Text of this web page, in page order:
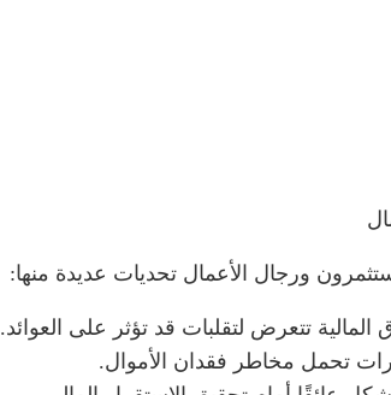
ورجال الأعمال تحديات عديدة منها:
المالية تتعرض لتقلبات قد تؤثر على العوائد.
تحمل مخاطر فقدان الأموال.